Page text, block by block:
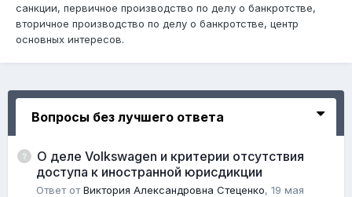
санкции, первичное производство по делу о банкротстве,
вторичное производство по делу о банкротстве, центр
основных интересов.
Вопросы без лучшего ответа
О деле Volkswagen и критерии отсутствия
доступа к иностранной юрисдикции
Ответ отВиктория Александровна Стеценко, 19 мая